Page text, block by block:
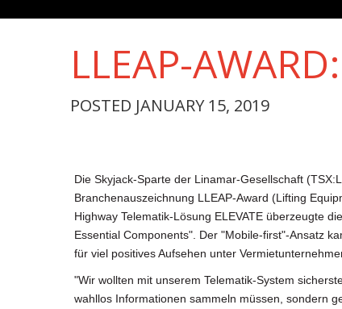
LLEAP-
POSTED JANUARY 15, 2019
Die Skyjack-Sparte der Linamar-Gesellschaft
Branchenauszeichnung LLEAP-Award (Lifting
Highway Telematik-Lösung ELEVATE überzeugte
Essential Components". Der "Mobile-first"-Ansatz
für viel positives Aufsehen unter
"Wir wollten mit unserem Telematik-System
wahllos Informationen sammeln müssen, sondern